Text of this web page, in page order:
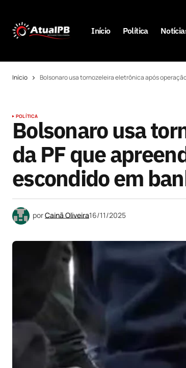
Início Política
Início Bolsonaro usa tornozeleira eletrônica após
POLÍTICA
Bolsonaro usa
da PF que
escondido em
porCainã Oliveira16/11/2025